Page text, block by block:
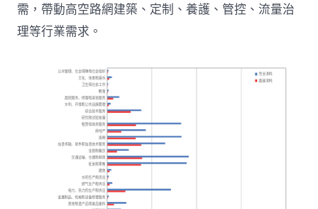
需，帶動高空路網建築、定制、養護、管控、流量治
理等行業需求。